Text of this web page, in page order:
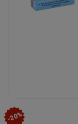
-20%